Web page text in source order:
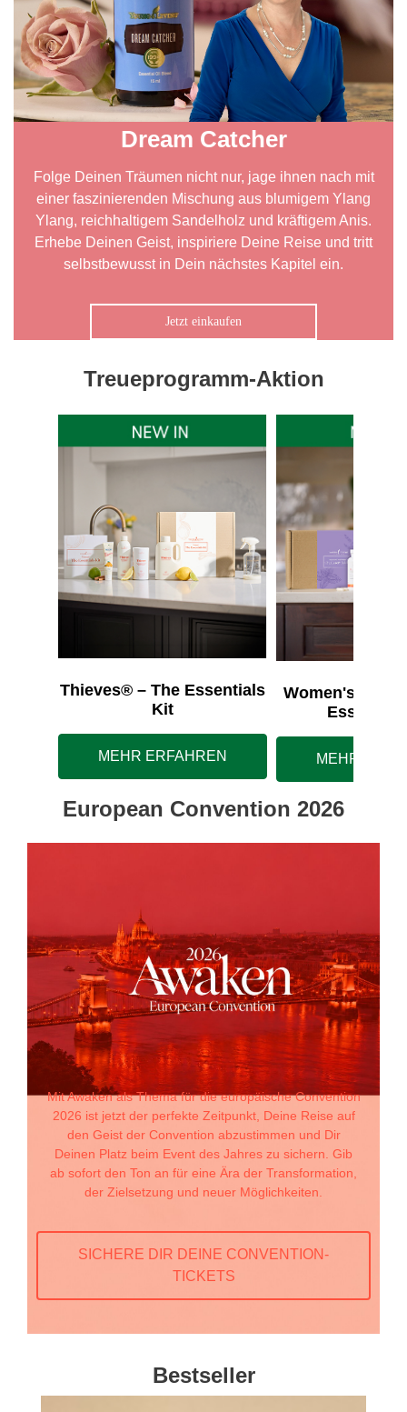
Dream Catcher
Folge Deinen Träumen nicht nur, jage ihnen nach mit
einer faszinierenden Mischung aus blumigem Ylang
Ylang, reichhaltigem Sandelholz und kräftigem Anis.
Erhebe Deinen Geist, inspiriere Deine Reise und tritt
selbstbewusst in Dein nächstes Kapitel ein.
Jetzt einkaufen
Treueprogramm-Aktion
Thieves® – The Essentials
Kit
MEHR ERFAHREN
Women's
MEHR
European Convention 2026
Mit Awaken als Thema für die europäische Convention
2026 ist jetzt der perfekte Zeitpunkt, Deine Reise auf
den Geist der Convention abzustimmen und Dir
Deinen Platz beim Event des Jahres zu sichern. Gib
ab sofort den Ton an für eine Ära der Transformation,
der Zielsetzung und neuer Möglichkeiten.
SICHERE DIR DEINE CONVENTION-
TICKETS
Bestseller